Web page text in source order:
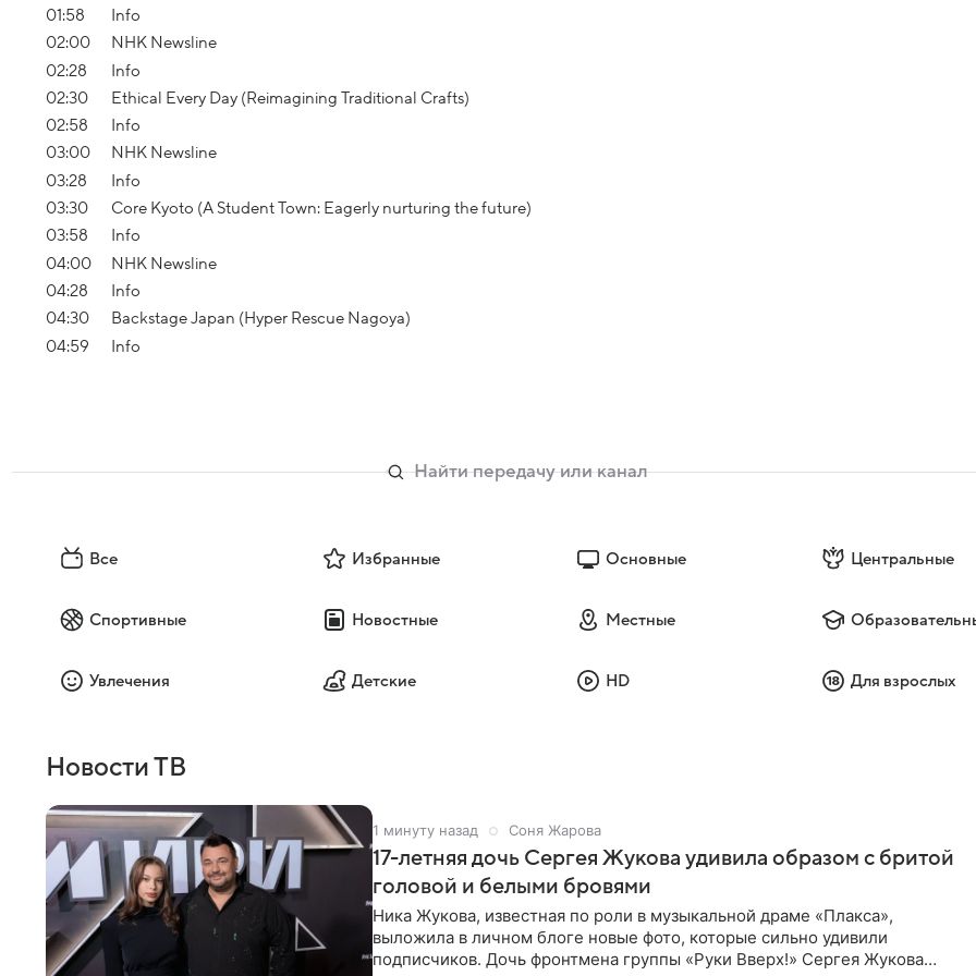
01:58
Info
02:00
NHK Newsline
02:28
Info
02:30
Ethical Every Day (Reimagining Traditional Crafts)
02:58
Info
03:00
NHK Newsline
03:28
Info
03:30
Core Kyoto (A Student Town: Eagerly nurturing the future)
03:58
Info
04:00
NHK Newsline
04:28
Info
04:30
Backstage Japan (Hyper Rescue Nagoya)
04:59
Info
Все Избранные Основные Центральные
Спортивные Новостные Местные
Увлечения Детские HD Для взрослых
Новости ТВ
1 минуту назад Соня Жарова
17-летняя дочь Сергея Жукова удивила образом с бритой
головой и белыми бровями
Ника Жукова, известная по роли в музыкальной драме «Плакса»,
выложила в личном блоге новые фото, которые сильно удивили
подписчиков. Дочь фронтмена группы «Руки Вверх!» Сергея Жукова